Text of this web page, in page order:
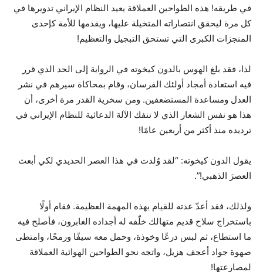
في طريقه! هذه الطواحين العملاقة يعيد النظام الإيراني تدويرها في
كل مرة ليحقق انتصاراته المتخيلة عليها، ويقدمها للأمة كإحدى
المنجزات الكبرى التي تستحق التبجيل والتعظيم!
لذا، فقد بلغ الهوس بالدون كيخوته في الرواية إلى الحد الذي قرر
فيه استعادة أمجاد أولئك الفرسان، وقام بمحاكاة سيرهم في نشر
العدل ومساعدة المستضعفين. ومن سخرية القدر مرة أخرى، أن
هذا هو نفس الشعار الذي لا تنفك الآلة الدعائية للنظام الإيراني في
ترديده منذ أكثر من أربعين عامًا!
يقول الدون كيخوته: “لقد وُلدت في هذا العصر الحديدي لكي أبعث
العصرَ الذهبي!”.
ولذلك، فقد أعدّ عدته للقيام بهذه المهمة العظيمة. فقام أولًا
باستخراج سلاح قديم متهالك خلّفه له أجداده الغابرون، فأصلح فيه
ما استطاع، ثم لبس درعًا وخوذة، وحمل معه سيفًا ورمحًا، وامتطى
صهوة جواد أعجف هزيل، واتجه نحو الطواحين الهوائية العملاقة
لمصارعتها!